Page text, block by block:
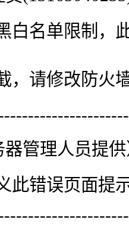
白名单限制，
，请修改防火
管理人员提
此错误页面提